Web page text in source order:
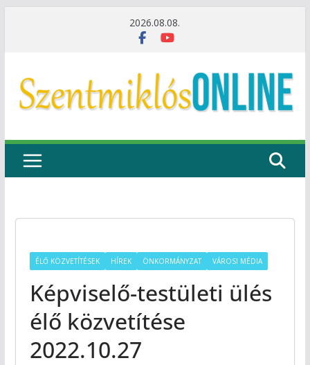
2026.08.08.
ÉLŐ KÖZVETÍTÉSEK HÍREK ÖNKORMÁNYZAT VÁROSI MÉDIA
Képviselő-testületi ülés
élő közvetítése
2022.10.27